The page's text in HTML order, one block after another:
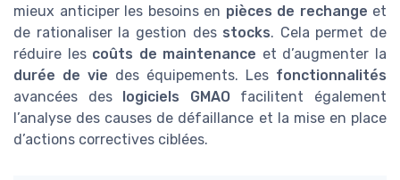
mieux anticiper les besoins en pièces de rechange et
de rationaliser la gestion des stocks. Cela permet de
réduire les coûts de maintenance et d’augmenter la
durée de vie des équipements. Les fonctionnalités
avancées des
logiciels GMAOfacilitent également
l’analyse des causes de défaillance et la mise en place
d’actions correctives ciblées.